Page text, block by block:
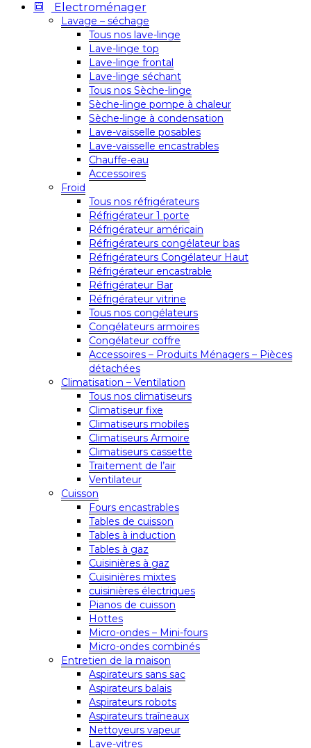
Electroménager
Lavage – séchage
Tous nos lave-linge
Lave-linge top
Lave-linge frontal
Lave-linge séchant
Tous nos Sèche-linge
Sèche-linge pompe à chaleur
Sèche-linge à condensation
Lave-vaisselle posables
Lave-vaisselle encastrables
Chauffe-eau
Accessoires
Froid
Tous nos réfrigérateurs
Réfrigérateur 1 porte
Réfrigérateur américain
Réfrigérateurs congélateur bas
Réfrigérateurs Congélateur Haut
Réfrigérateur encastrable
Réfrigérateur Bar
Réfrigérateur vitrine
Tous nos congélateurs
Congélateurs armoires
Congélateur coffre
Accessoires – Produits Ménagers – Pièces
détachées
Climatisation – Ventilation
Tous nos climatiseurs
Climatiseur fixe
Climatiseurs mobiles
Climatiseurs Armoire
Climatiseurs cassette
Traitement de l’air
Ventilateur
Cuisson
Fours encastrables
Tables de cuisson
Tables à induction
Tables à gaz
Cuisinières à gaz
Cuisinières mixtes
cuisinières électriques
Pianos de cuisson
Hottes
Micro-ondes – Mini-fours
Micro-ondes combinés
Entretien de la maison
Aspirateurs sans sac
Aspirateurs balais
Aspirateurs robots
Aspirateurs traîneaux
Nettoyeurs vapeur
Lave-vitres